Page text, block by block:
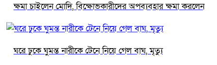
ক্ষমা চাইলেন মোদি, বিক্ষোভকারীদের অপব্যবহার ক্ষমা করলেন
ঘরে ঢুকে ঘুমন্ত নারীকে টেনে নিয়ে গেল বাঘ, মৃত্যু